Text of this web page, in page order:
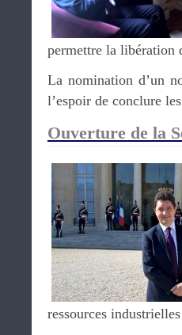
permettre la libération
La nomination d’un
l’espoir de conclure
Ouverture de la
ressources